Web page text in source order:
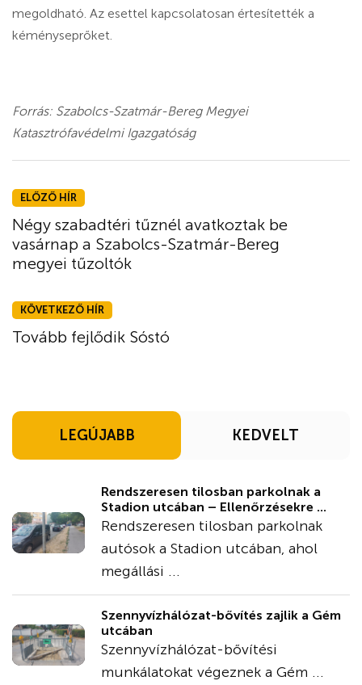
megoldható. Az esettel kapcsolatosan értesítették a
kéményseprőket.
Forrás: Szabolcs-Szatmár-Bereg Megyei
Katasztrófavédelmi Igazgatóság
ELŐZŐ HÍR
Négy szabadtéri tűznél avatkoztak be
vasárnap a Szabolcs-Szatmár-Bereg
megyei tűzoltók
KÖVETKEZŐ HÍR
Tovább fejlődik Sóstó
LEGÚJABB KEDVELT
Rendszeresen tilosban parkolnak a
Stadion utcában – Ellenőrzésekre ...
Rendszeresen tilosban parkolnak
autósok a Stadion utcában, ahol
megállási ...
Szennyvízhálózat-bővítés zajlik a Gém
utcában
Szennyvízhálózat-bővítési
munkálatokat végeznek a Gém ...